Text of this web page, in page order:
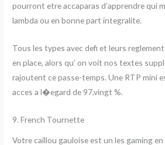
pourront etre accaparas d’apprendre qui
lambda ou en bonne part integralite.
Tous les types avec defi et leurs
en place, alors qu’ on voit nos textes
rajoutent ce passe-temps. Une RTP mini
acces a l�egard de 97,vingt %.
9. French Tournette
Votre caillou gauloise est un les gaming